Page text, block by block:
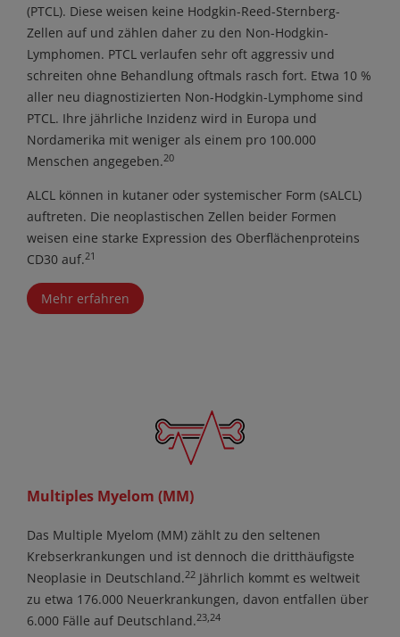
(PTCL). Diese weisen keine Hodgkin-Reed-Sternberg-
Zellen auf und zählen daher zu den Non-Hodgkin-
Lymphomen. PTCL verlaufen sehr oft aggressiv und
schreiten ohne Behandlung oftmals rasch fort. Etwa 10 %
aller neu diagnostizierten Non-Hodgkin-Lymphome sind
PTCL. Ihre jährliche Inzidenz wird in Europa und
Nordamerika mit weniger als einem pro 100.000
Menschen angegeben.20
ALCL können in kutaner oder systemischer Form (sALCL)
auftreten. Die neoplastischen Zellen beider Formen
weisen eine starke Expression des Oberflächenproteins
CD30 auf.21
Mehr erfahren
Multiples Myelom (MM)
Das Multiple Myelom (MM) zählt zu den seltenen
Krebserkrankungen und ist dennoch die dritthäufigste
Neoplasie in Deutschland.22 Jährlich kommt es weltweit
zu etwa 176.000 Neuerkrankungen, davon entfallen über
6.000 Fälle auf Deutschland.23,24